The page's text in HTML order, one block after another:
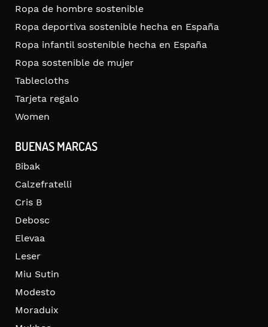
Ropa de hombre sostenible
Ropa deportiva sostenible hecha en España
Ropa infantil sostenible hecha en España
Ropa sostenible de mujer
Tablecloths
Tarjeta regalo
Women
BUENAS MARCAS
Bibak
Calzefratelli
Cris B
Debosc
Elevaa
Leser
Miu Sutin
Modesto
Moraduix